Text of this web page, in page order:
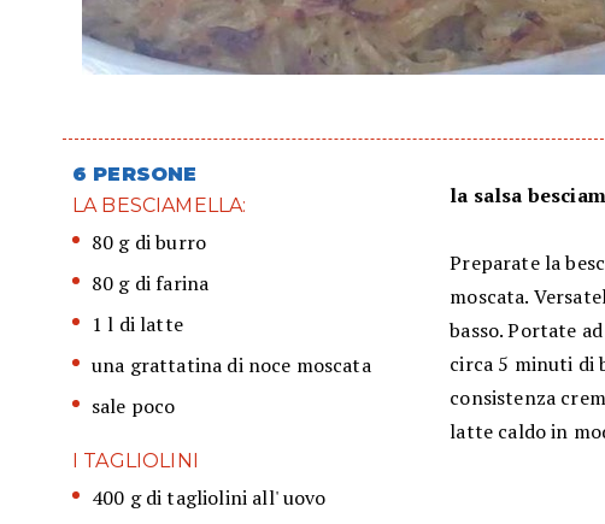
6 PERSONE
LA BESCIAMELLA:
80 g di burro
80 g di farina
1 l di latte
una grattatina di noce moscata
sale poco
I TAGLIOLINI
400 g di tagliolini all' uovo
la salsa
Preparate la
moscata.
basso. Portate
circa 5 minuti di
consistenza
latte caldo in